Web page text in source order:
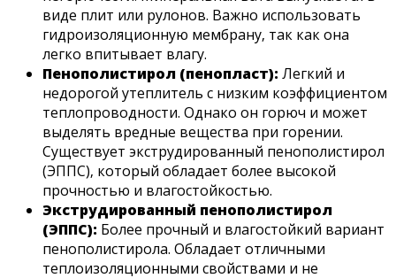
виде плит или рулонов. Важно использовать
гидроизоляционную мембрану‚ так как она
легко впитывает влагу.
Пенополистирол (пенопласт): Легкий и
недорогой утеплитель с низким коэффициентом
теплопроводности. Однако он горюч и может
выделять вредные вещества при горении.
Существует экструдированный пенополистирол
(ЭППС)‚ который обладает более высокой
прочностью и влагостойкостью.
Экструдированный пенополистирол
(ЭППС): Более прочный и влагостойкий вариант
пенополистирола. Обладает отличными
теплоизоляционными свойствами и не